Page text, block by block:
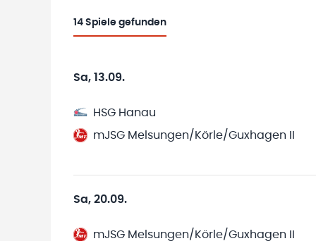
14 Spiele gefunden
Sa, 13.09.
HSG Hanau
mJSG Melsungen/Körle/Guxhagen II
Sa, 20.09.
mJSG Melsungen/Körle/Guxhagen II